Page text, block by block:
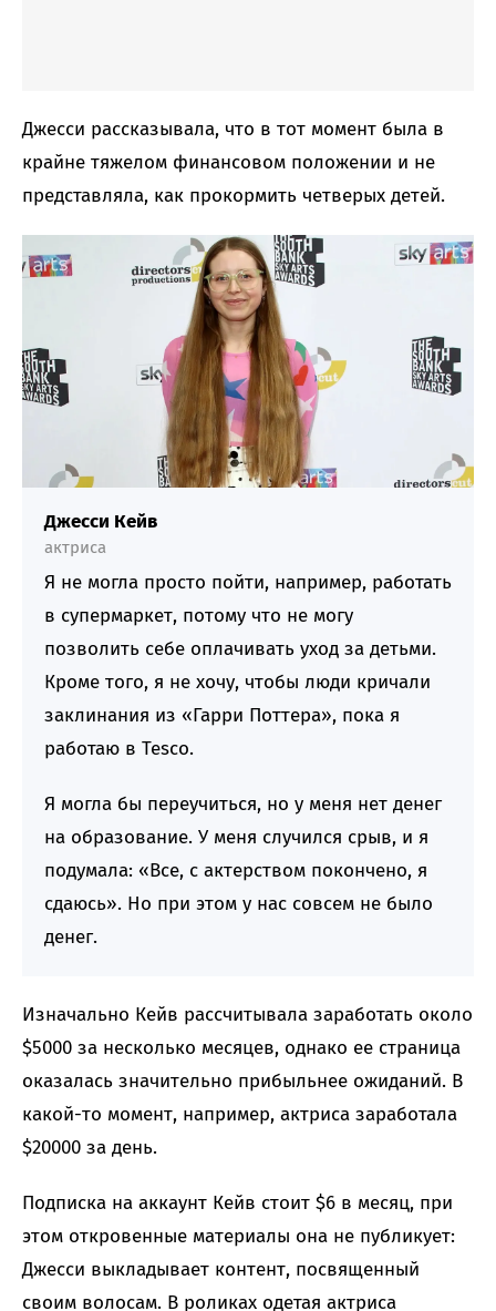
Джесси рассказывала, что в тот момент была в
крайне тяжелом финансовом положении и не
представляла, как прокормить четверых детей.
Джесси Кейв
актриса
Я не могла просто пойти, например, работать
в супермаркет, потому что не могу
позволить себе оплачивать уход за детьми.
Кроме того, я не хочу, чтобы люди кричали
заклинания из «Гарри Поттера», пока я
работаю в Tesco.
Я могла бы переучиться, но у меня нет денег
на образование. У меня случился срыв, и я
подумала: «Все, с актерством покончено, я
сдаюсь». Но при этом у нас совсем не было
денег.
Изначально Кейв рассчитывала заработать около
$5000 за несколько месяцев, однако ее страница
оказалась значительно прибыльнее ожиданий. В
какой-то момент, например, актриса заработала
$20000 за день.
Подписка на аккаунт Кейв стоит $6 в месяц, при
этом откровенные материалы она не публикует:
Джесси выкладывает контент, посвященный
своим волосам. В роликах одетая актриса